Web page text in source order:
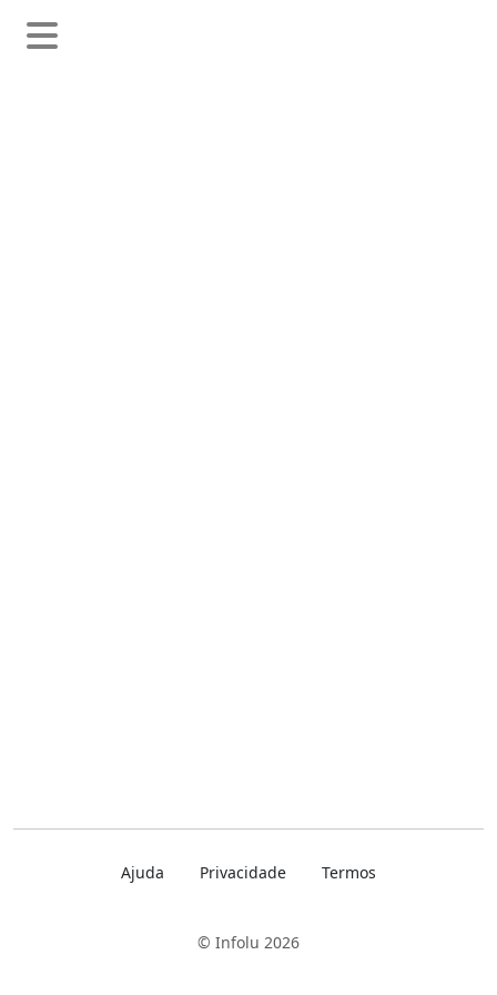
Ajuda Privacidade Termos
© Infolu 2026